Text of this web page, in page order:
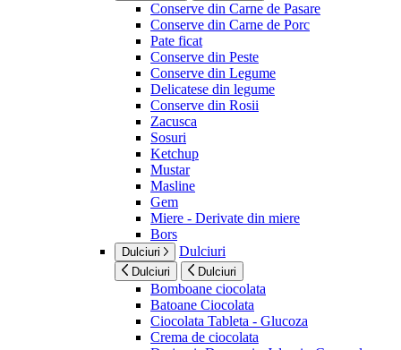
Conserve din Carne de Pasare
Conserve din Carne de Porc
Pate ficat
Conserve din Peste
Conserve din Legume
Delicatese din legume
Conserve din Rosii
Zacusca
Sosuri
Ketchup
Mustar
Masline
Gem
Miere - Derivate din miere
Bors
Dulciuri Dulciuri
Dulciuri Dulciuri
Bomboane ciocolata
Batoane Ciocolata
Ciocolata Tableta - Glucoza
Crema de ciocolata